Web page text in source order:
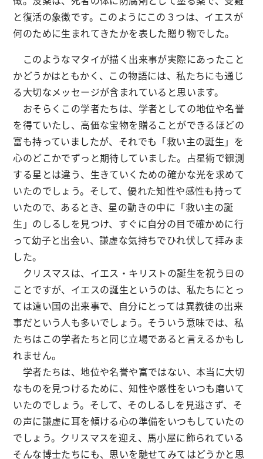
と復活の象徴です。このようにこの３つは、イエスが
何のために生まれてきたかを表した贈り物でした。
このようなマタイが描く出来事が実際にあったこと
かどうかはともかく、この物語には、私たちにも通じ
る大切なメッセージが含まれていると思います。
おそらくこの学者たちは、学者としての地位や名誉
を得ていたし、高価な宝物を贈ることができるほどの
富も持っていましたが、それでも「救い主の誕生」を
心のどこかでずっと期待していました。占星術で観測
する星とは違う、生きていくための確かな光を求めて
いたのでしょう。そして、優れた知性や感性も持って
いたので、あるとき、星の動きの中に「救い主の誕
生」のしるしを見つけ、すぐに自分の目で確かめに行
って幼子と出会い、謙虚な気持ちでひれ伏して拝みま
した。
クリスマスは、イエス・キリストの誕生を祝う日の
ことですが、イエスの誕生というのは、私たちにとっ
ては遠い国の出来事で、自分にとっては異教徒の出来
事だという人も多いでしょう。そういう意味では、私
たちはこの学者たちと同じ立場であると言えるかもし
れません。
学者たちは、地位や名誉や富ではない、本当に大切
なものを見つけるために、知性や感性をいつも磨いて
いたのでしょう。そして、そのしるしを見逃さず、そ
の声に謙虚に耳を傾ける心の準備をいつもしていたの
でしょう。クリスマスを迎え、馬小屋に飾られている
そんな博士たちにも、思いを馳せてみてはどうかと思